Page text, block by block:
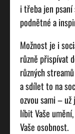
i třeba jen
podnětné a
Možnost je i
různě přispívat
různých
a sdílet to na
ozvou sami –
líbit Vaše
Vaše osobnost.